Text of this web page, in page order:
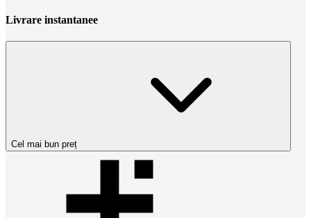
Livrare instantanee
Cel mai bun preț